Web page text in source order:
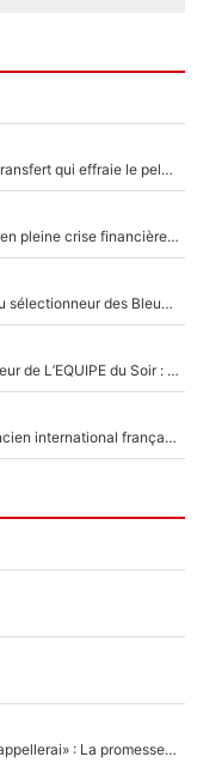
Paul Seixas chez UAE avec Tadej Pogacar : Le transfert qui effraie le peloton, «c’est la pire des choses qui puisse arriver»
Grégory Lorenzi doit renoncer à cinq signatures en pleine crise financière : L’IA propose sept noms à l’OM pour un mercato réussi... à seulement 5M€ !
«Plus grand, je ferai chauffeur-livreur» : Nouveau sélectionneur des Bleus, Zinédine Zidane s’était imaginé un avenir très différent lorsqu'il était enfant
Johan Micoud en conflit avec un autre chroniqueur de L’EQUIPE du Soir : «Pendant un moment, je ne les ai pas remis ensemble dans l'émission»
Proche de rejoindre Bruno Genesio à l'OM, un ancien international français va finalement débarquer... sur RMC !
Mercato - OM - «Dès que je prends un club, je t’appellerai» : La promesse de Marcelino au moment de claquer la porte